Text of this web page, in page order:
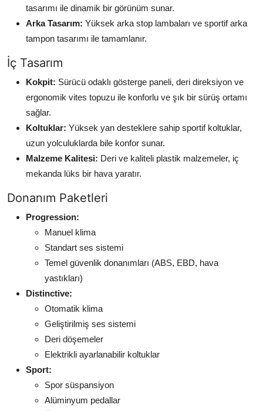
tasarımı ile dinamik bir görünüm sunar.
Arka Tasarım: Yüksek arka stop lambaları ve sportif arka
tampon tasarımı ile tamamlanır.
İç Tasarım
Kokpit: Sürücü odaklı gösterge paneli, deri direksiyon ve
ergonomik vites topuzu ile konforlu ve şık bir sürüş ortamı
sağlar.
Koltuklar: Yüksek yan desteklere sahip sportif koltuklar,
uzun yolculuklarda bile konfor sunar.
Malzeme Kalitesi: Deri ve kaliteli plastik malzemeler, iç
mekanda lüks bir hava yaratır.
Donanım Paketleri
Progression:
Manuel klima
Standart ses sistemi
Temel güvenlik donanımları (ABS, EBD, hava
yastıkları)
Distinctive:
Otomatik klima
Geliştirilmiş ses sistemi
Deri döşemeler
Elektrikli ayarlanabilir koltuklar
Sport:
Spor süspansiyon
Alüminyum pedallar